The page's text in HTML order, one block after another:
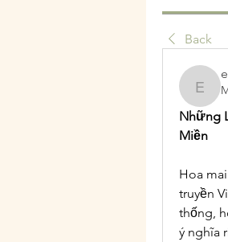
Back
Những
Miền
Hoa
truyền
thống,
ý nghĩa